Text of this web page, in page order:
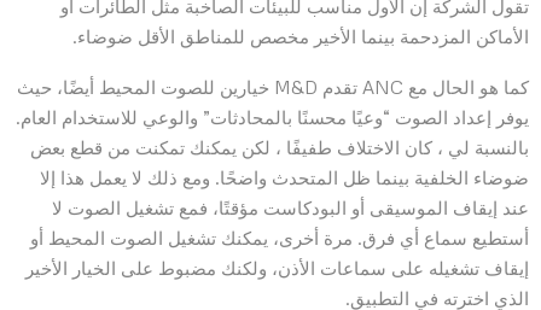
تقول الشركة إن الأول مناسب للبيئات الصاخبة مثل الطائرات أو
الأماكن المزدحمة بينما الأخير مخصص للمناطق الأقل ضوضاء.
كما هو الحال مع ANC تقدم M&D خيارين للصوت المحيط أيضًا، حيث
يوفر إعداد الصوت “وعيًا محسنًا بالمحادثات” والوعي للاستخدام العام.
بالنسبة لي ، كان الاختلاف طفيفًا ، لكن يمكنك تمكنت من قطع بعض
ضوضاء الخلفية بينما ظل المتحدث واضحًا. ومع ذلك لا يعمل هذا إلا
عند إيقاف الموسيقى أو البودكاست مؤقتًا، فمع تشغيل الصوت لا
أستطيع سماع أي فرق. مرة أخرى، يمكنك تشغيل الصوت المحيط أو
إيقاف تشغيله على سماعات الأذن، ولكنك مضبوط على الخيار الأخير
الذي اخترته في التطبيق.